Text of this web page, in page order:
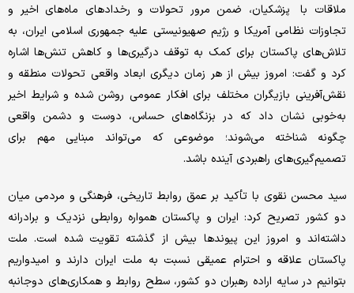
ملاقات با پزشکیان، ضمن مرور تحولات و رخدادهای ماه‌های اخیر و
تجاوزات نظامی آمریکا و رژیم صهیونیستی علیه جمهوری اسلامی ایران، به
تلاش‌های پاکستان برای کمک به توقف درگیری‌ها و کاهش تنش‌ها اشاره
کرد و گفت: امروز بیش از هر زمان دیگری ابعاد واقعی تحولات منطقه و
نقش‌آفرینی بازیگران مختلف برای افکار عمومی روشن شده و شرایط اخیر
به‌خوبی نشان داد که در بزنگاه‌های حساس، دوست و دشمن واقعی
چگونه شناخته می‌شوند؛ موضوعی که می‌تواند مبنایی مهم برای
تصمیم‌گیری‌های راهبردی آینده باشد.
سید محسن نقوی با تأکید بر عمق روابط تاریخی، فرهنگی و مردمی میان
دو کشور تصریح کرد: ایران و پاکستان همواره روابطی نزدیک و برادرانه
داشته‌اند و امروز این پیوندها بیش از گذشته تقویت شده است. ملت
پاکستان علاقه و احترام عمیقی نسبت به ملت ایران دارند و امیدواریم
بتوانیم در سایه اراده رهبران دو کشور، سطح روابط و همکاری‌های دوجانبه